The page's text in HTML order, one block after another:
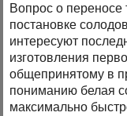
Вопрос о переносе
постановке
интересуют
изготовления
общепринятому в
пониманию белая
максимально